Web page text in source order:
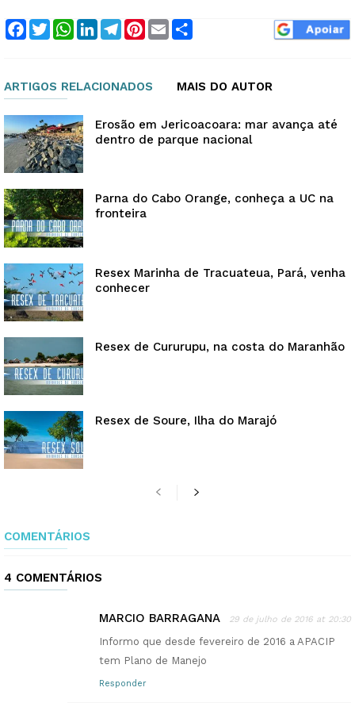
Facebook
TwitterWhatsApp
LinkedInTelegram
Pinterest
Email
ARTIGOS RELACIONADOS MAIS DO AUTOR
Erosão em Jericoacoara: mar avança até
dentro de parque nacional
Parna do Cabo Orange, conheça a UC na
fronteira
Resex Marinha de Tracuateua, Pará, venha
conhecer
Resex de Cururupu, na costa do Maranhão
Resex de Soure, Ilha do Marajó
COMENTÁRIOS
4 COMENTÁRIOS
MARCIO BARRAGANA 29 de julho de 2016 at 20:30
Informo que desde fevereiro de 2016 a APACIP
tem Plano de Manejo
Responder